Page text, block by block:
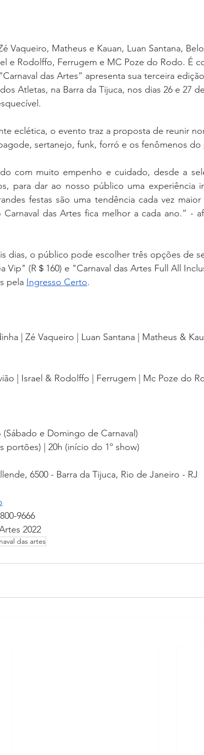
Vaqueiro, Matheus e Kauan, Luan Santana,
e Rodolffo, Ferrugem e MC Poze do Rodo. É
das Artes” apresenta sua terceira
Atletas, na Barra da Tijuca, nos dias 26 e 27
eclética, o evento traz a proposta de reunir
sertanejo, funk, forró e os fenômenos do
com muito empenho e cuidado, desde a
para dar ao nosso público uma experiência
festas são uma tendência cada vez
das Artes fica melhor a cada ano.” -
dias, o público pode escolher três opções de
Vip" (R＄160) e "Carnaval das Artes Full All
pela Ingresso Certo.
| Zé Vaqueiro | Luan Santana | Matheus &
| Israel & Rodolffo | Ferrugem | Mc Poze do
e Domingo de Carnaval)
portões) | 20h (início do 1º show)
6500 - Barra da Tijuca, Rio de Janeiro - RJ
9666
2022
das artes